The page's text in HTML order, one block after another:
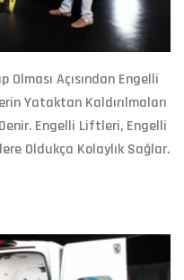
Olması Açısından Engelli
Yataktan Kaldırılmaları
Engelli Liftleri, Engelli
Oldukça Kolaylık Sağlar.